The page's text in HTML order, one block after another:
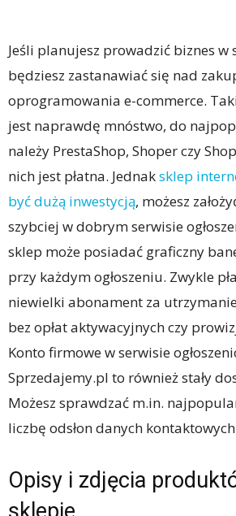
Jeśli planujesz prowadzić biznes w
będziesz zastanawiać się nad
oprogramowania e-commerce.
jest naprawdę mnóstwo, do
należy PrestaShop, Shoper czy
nich jest płatna. Jednaksklep
być dużą inwestycją, możesz
szybciej w dobrym serwisie
sklep może posiadać graficzny
przy każdym ogłoszeniu. Zwykle
niewielki abonament za
bez opłat aktywacyjnych czy
Konto firmowe w serwisie
Sprzedajemy.pl to również stały
Możesz sprawdzać m.in.
liczbę odsłon danych
Opisy i zdjęcia